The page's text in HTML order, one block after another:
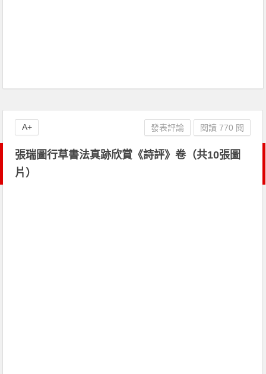
張瑞圖行草書法真跡欣賞《詩評》卷（共10張圖
片）
發表評論 閱讀 770 閱
A+